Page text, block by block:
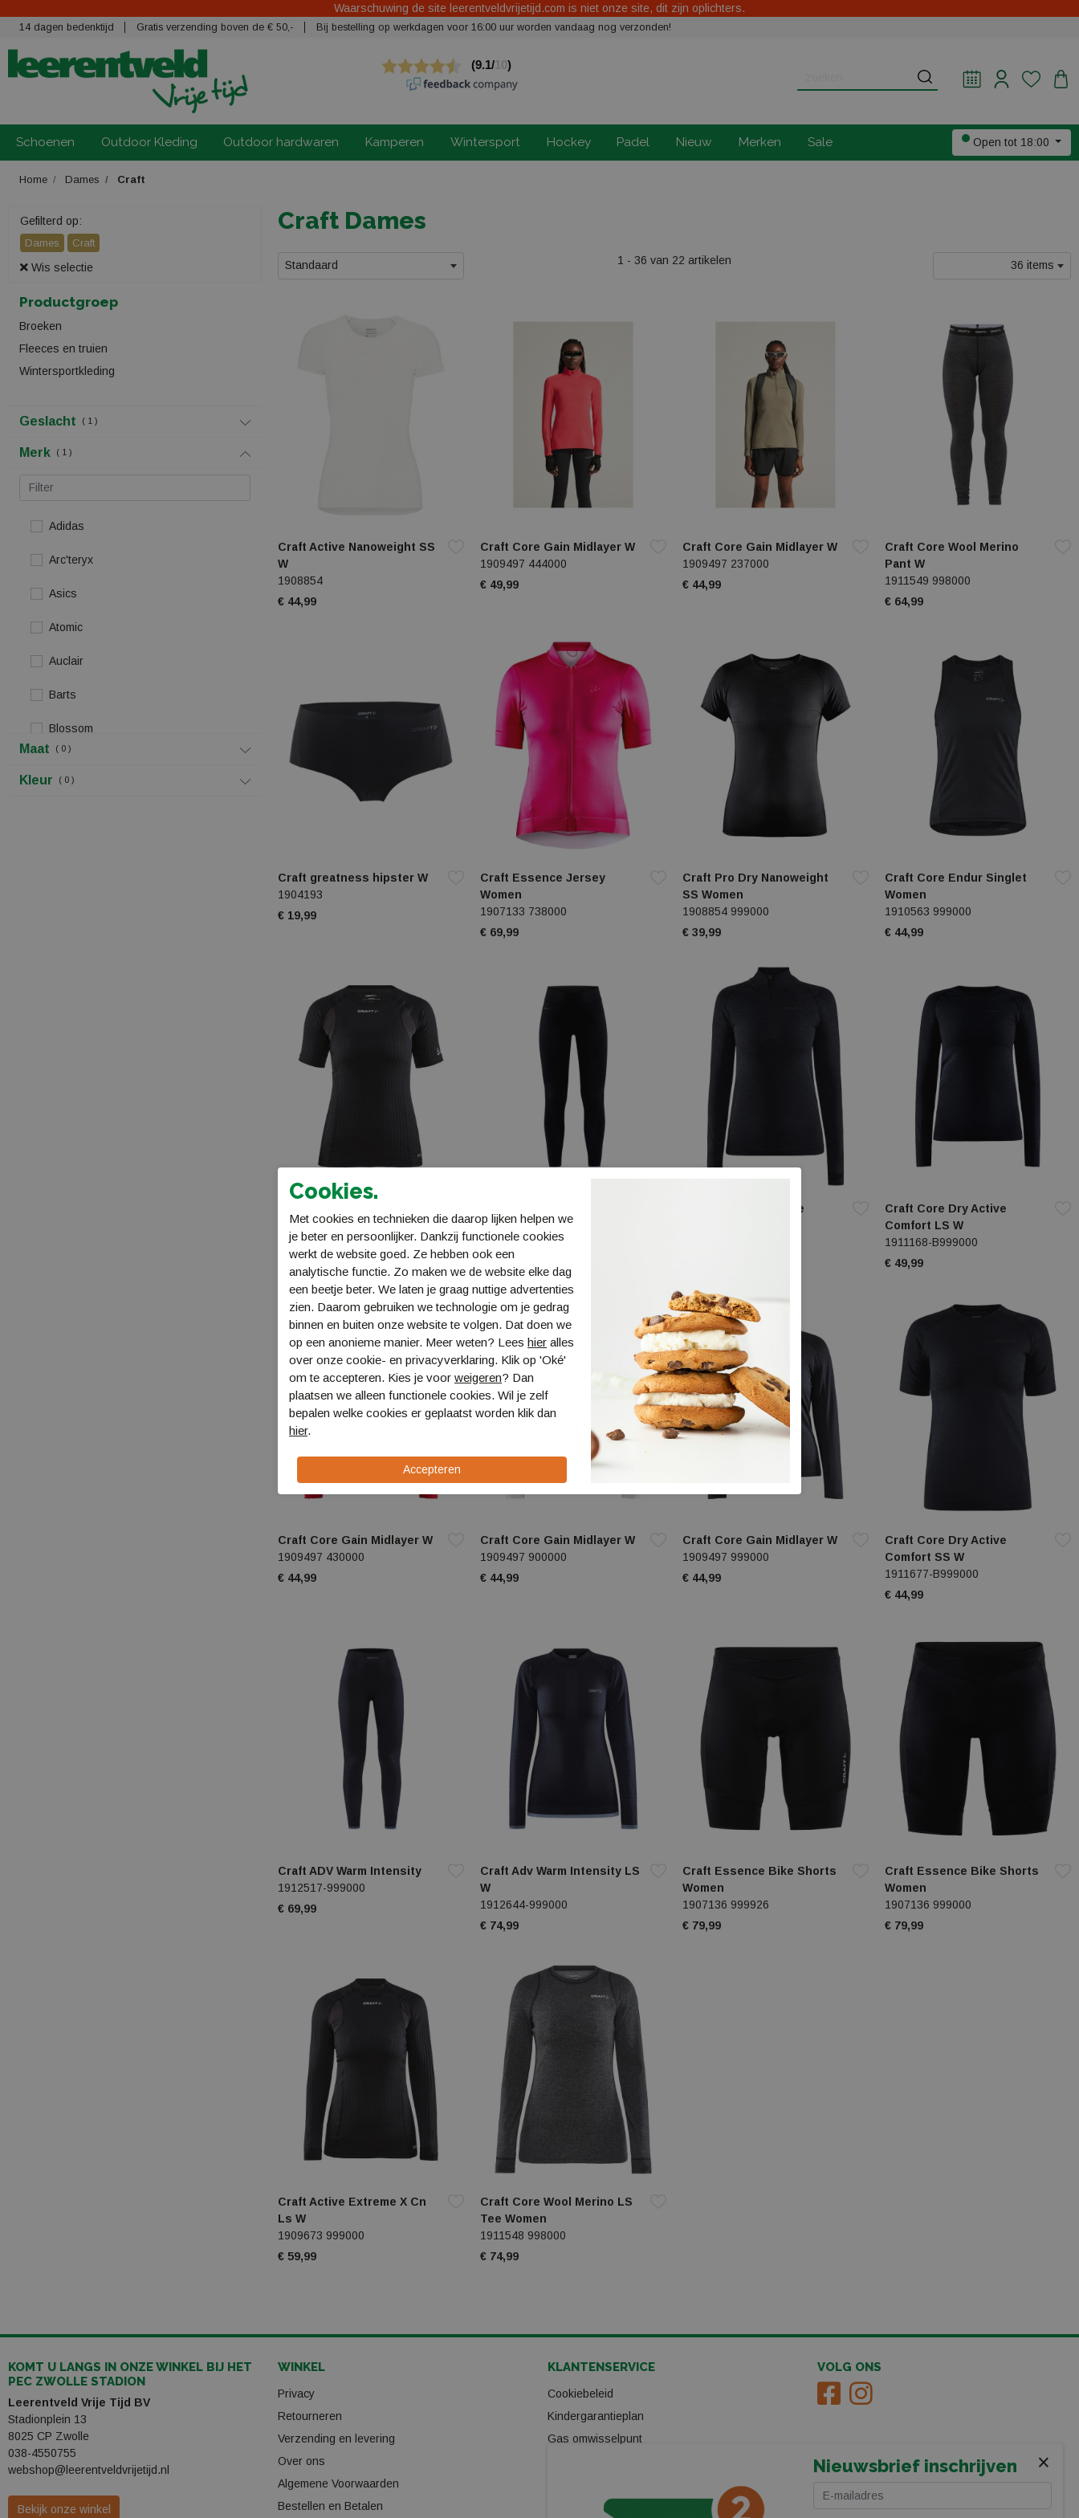
Waarschuwing de site leerentveldvrijetijd.com is niet onze site, dit zijn oplichters.
14 dagen bedenktijd Gratis verzending boven de € 50,- Bij bestelling op werkdagen voor 16:00 uur worden vandaag nog verzonden!
Schoenen Outdoor Kleding Outdoor hardwaren Kamperen Wintersport Hockey Padel Nieuw Merken Sale Open tot 18:00
Home Dames Craft
Gefilterd op:
Dames Craft
Wis selectie
Productgroep
Broeken
Fleeces en truien
Wintersportkleding
Geslacht 1
Merk 1
Adidas
Arc'teryx
Asics
Atomic
Auclair
Barts
Blossom
Tecnica
Tenson
Teva
Maat 0
Kleur 0
Craft Dames
Standaard 1 - 36 van 22 artikelen 36 items
Craft Active Nanoweight SS
W
1908854
€ 44,99
Craft Core Gain Midlayer W
1909497 444000
€ 49,99
Craft Core Gain Midlayer W
1909497 237000
€ 44,99
Craft Core Wool Merino
Pant W
1911549 998000
€ 64,99
Craft greatness hipster W
1904193
€ 19,99
Craft Essence Jersey
Women
1907133 738000
€ 69,99
Craft Pro Dry Nanoweight
SS Women
1908854 999000
€ 39,99
Craft Core Endur Singlet
Women
1910563 999000
€ 44,99
SS W
1909672 999000
Comfort Pant W
1911163-B999000
Craft Core Dry Active
Craft Core Dry Active
Comfort LS W
1911168-B999000
€ 49,99
Craft Core Gain Midlayer W
1909497 430000
€ 44,99
Craft Core Gain Midlayer W
1909497 900000
€ 44,99
Craft Core Gain Midlayer W
1909497 999000
€ 44,99
Craft Core Dry Active
Comfort SS W
1911677-B999000
€ 44,99
Craft ADV Warm Intensity
1912517-999000
€ 69,99
Craft Adv Warm Intensity LS
W
1912644-999000
€ 74,99
Craft Essence Bike Shorts
Women
1907136 999926
€ 79,99
Craft Essence Bike Shorts
Women
1907136 999000
€ 79,99
Craft Active Extreme X Cn
Ls W
1909673 999000
€ 59,99
Craft Core Wool Merino LS
Tee Women
1911548 998000
€ 74,99
KOMT U LANGS IN ONZE WINKEL BIJ HET
PEC ZWOLLE STADION
Leerentveld Vrije Tijd BV
Stadionplein 13
8025 CP Zwolle
038-4550755
webshop@leerentveldvrijetijd.nl
Bekijk onze winkel
WINKEL
Privacy
Retourneren
Verzending en levering
Over ons
Algemene Voorwaarden
Bestellen en Betalen
KLANTENSERVICE
Cookiebeleid
Kindergarantieplan
Gas omwisselpunt
VOLG ONS
×
Nieuwsbrief inschrijven
Cookies.
Met cookies en technieken die daarop lijken helpen we
je beter en persoonlijker. Dankzij functionele cookies
werkt de website goed. Ze hebben ook een
analytische functie. Zo maken we de website elke dag
een beetje beter. We laten je graag nuttige advertenties
zien. Daarom gebruiken we technologie om je gedrag
binnen en buiten onze website te volgen. Dat doen we
op een anonieme manier. Meer weten? Lees hier alles
over onze cookie- en privacyverklaring. Klik op 'Oké'
om te accepteren. Kies je voor weigeren? Dan
plaatsen we alleen functionele cookies. Wil je zelf
bepalen welke cookies er geplaatst worden klik dan
hier.